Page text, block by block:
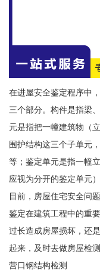
在进屋安全鉴定程序中
三个部分。构件是指梁
元是指把一幢建筑物（
围护结构这三个子单元
等；鉴定单元是指一幢
应视为分开的鉴定单元）
目前，房屋住宅安全问
鉴定在建筑工程中的重
过长造成房屋损坏，还
起来，及时去做房屋检
营口钢结构检测